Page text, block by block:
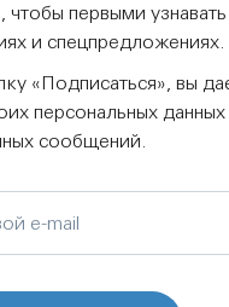
первыми
и спецпредложениях.
«Подписаться», вы
персональных
сообщений.